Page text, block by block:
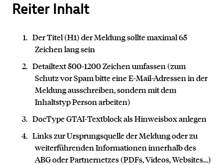
Reiter Inhalt
Der Titel (H1) der Meldung sollte maximal 65
Zeichen lang sein
Detailtext 500-1200 Zeichen umfassen (zum
Schutz vor Spam bitte eine E-Mail-Adressen in der
Meldung ausschreiben, sondern mit dem
Inhaltstyp Person arbeiten)
DocType GTAI-Textblock als Hinweisbox anlegen
Links zur Ursprungsquelle der Meldung oder zu
weiterführenden Informationen innerhalb des
ABG oder Partnernetzes (PDFs, Videos, Websites…)